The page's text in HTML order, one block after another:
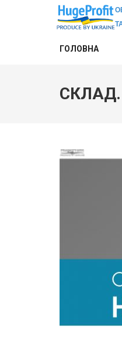
ГОЛОВНА
СКЛАД.